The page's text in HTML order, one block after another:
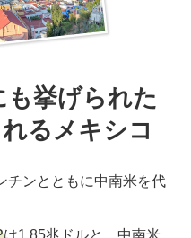
も挙げられた
るメキシコ
チンとともに中南米を代